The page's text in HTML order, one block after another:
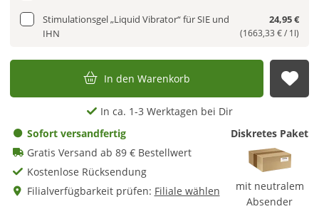
Stimulationsgel „Liquid Vibrator“ für SIE und
IHN
24,95 €
(1663,33 € / 1l)
In den Warenkorb
In ca. 1-3 Werktagen bei Dir
Sofort versandfertig
Gratis Versand ab 89 € Bestellwert
Kostenlose Rücksendung
Filialverfügbarkeit prüfen: Filiale wählen
Diskretes Paket
mit neutralem
Absender